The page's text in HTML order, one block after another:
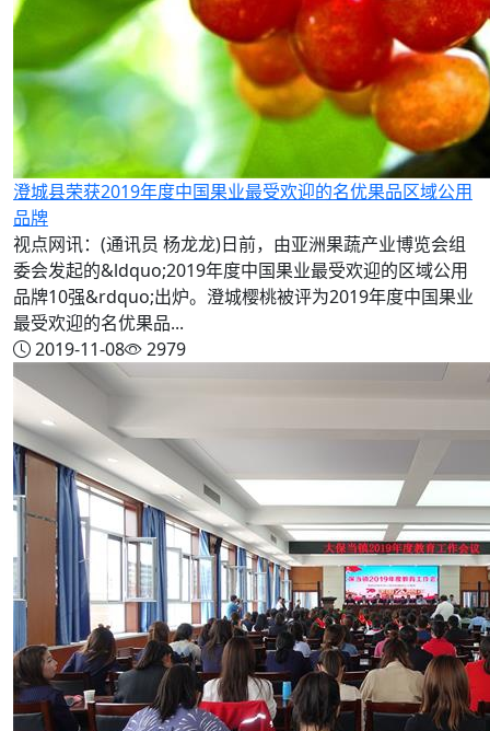
澄城县荣获2019年度中国果业最受欢迎的名优果品区域公用
品牌
视点网讯：(通讯员 杨龙龙)日前，由亚洲果蔬产业博览会组
委会发起的&ldquo;2019年度中国果业最受欢迎的区域公用
品牌10强&rdquo;出炉。澄城樱桃被评为2019年度中国果业
最受欢迎的名优果品...
2019-11-08
2979